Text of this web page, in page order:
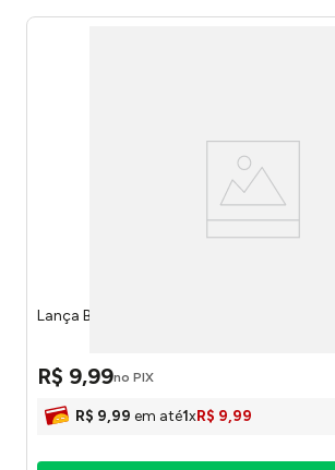
Lança Bolhas Spiderman Ref.YD764 Etitoys
R$ 9,99no PIX
R$ 9,99 em até1xR$ 9,99